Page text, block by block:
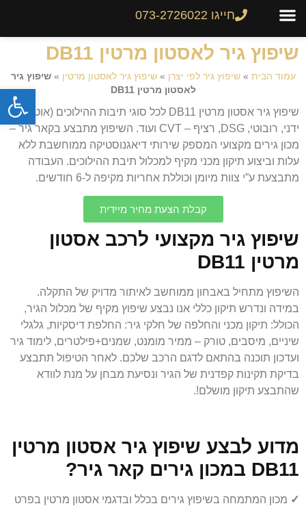
חייגו 073-2726022
שיפוץ גיר לאסטון מרטין DB11
עמוד הבית »שיפוץ גיר לפי יצרן »שיפוץ גיר לאסטון מרטין »שיפוץ גיר
לאסטון מרטין DB11
שיפוץ גיר אסטון מרטין DB11 לכל סוגי תיבות ההילוכים (אוטומטי,
ידני, רובוטי, DSG, רציף – CVT ועוד. השיפוץ מתבצע בקאר גיר –
מכון גירים מקצועי המספק שירותי דיאגנוסטיקה ממוחשבת ללא
עלות וביצוע תיקון מכני מקיף למכלול תיבת ההילוכים. העבודה
מתבצעת ע”י צוות מיומן וכוללת אחריות מקיפה ל-6 חודשים.
קבלת הצעת מחיר מיידית
שיפוץ גיר מקצועי לרכב אסטון
מרטין DB11
השיפוץ מתחיל באבחון ממוחשב לאיתור מדויק של התקלה.
במידה ונדרש תיקון כללי אנו נבצע שיפוץ מקיף של מכלול הגיר,
הכולל: תיקון מכני והחלפה של חלקי גיר: החלפת דיסקיות, גלגלי
שיניים, מיסבים, טורק – ממיר מומנט, שמנים+פילטרים, לימוד גיר
ועדכון תוכנה בהתאם לדגם הרכב שלכם. לאחר הטיפול תתבצע
בדיקת תקינות קפדנית של הגיר ונסיעת מבחן על מנת לוודא
שהתבצע תיקון מושלם!.
מדוע לבצע שיפוץ גיר אסטון מרטין
DB11 במכון גירים קאר גיר?
✓ מכון המתמחה בשיפוץ גירים בכלל ובדגמי אסטון מרטין בפרט